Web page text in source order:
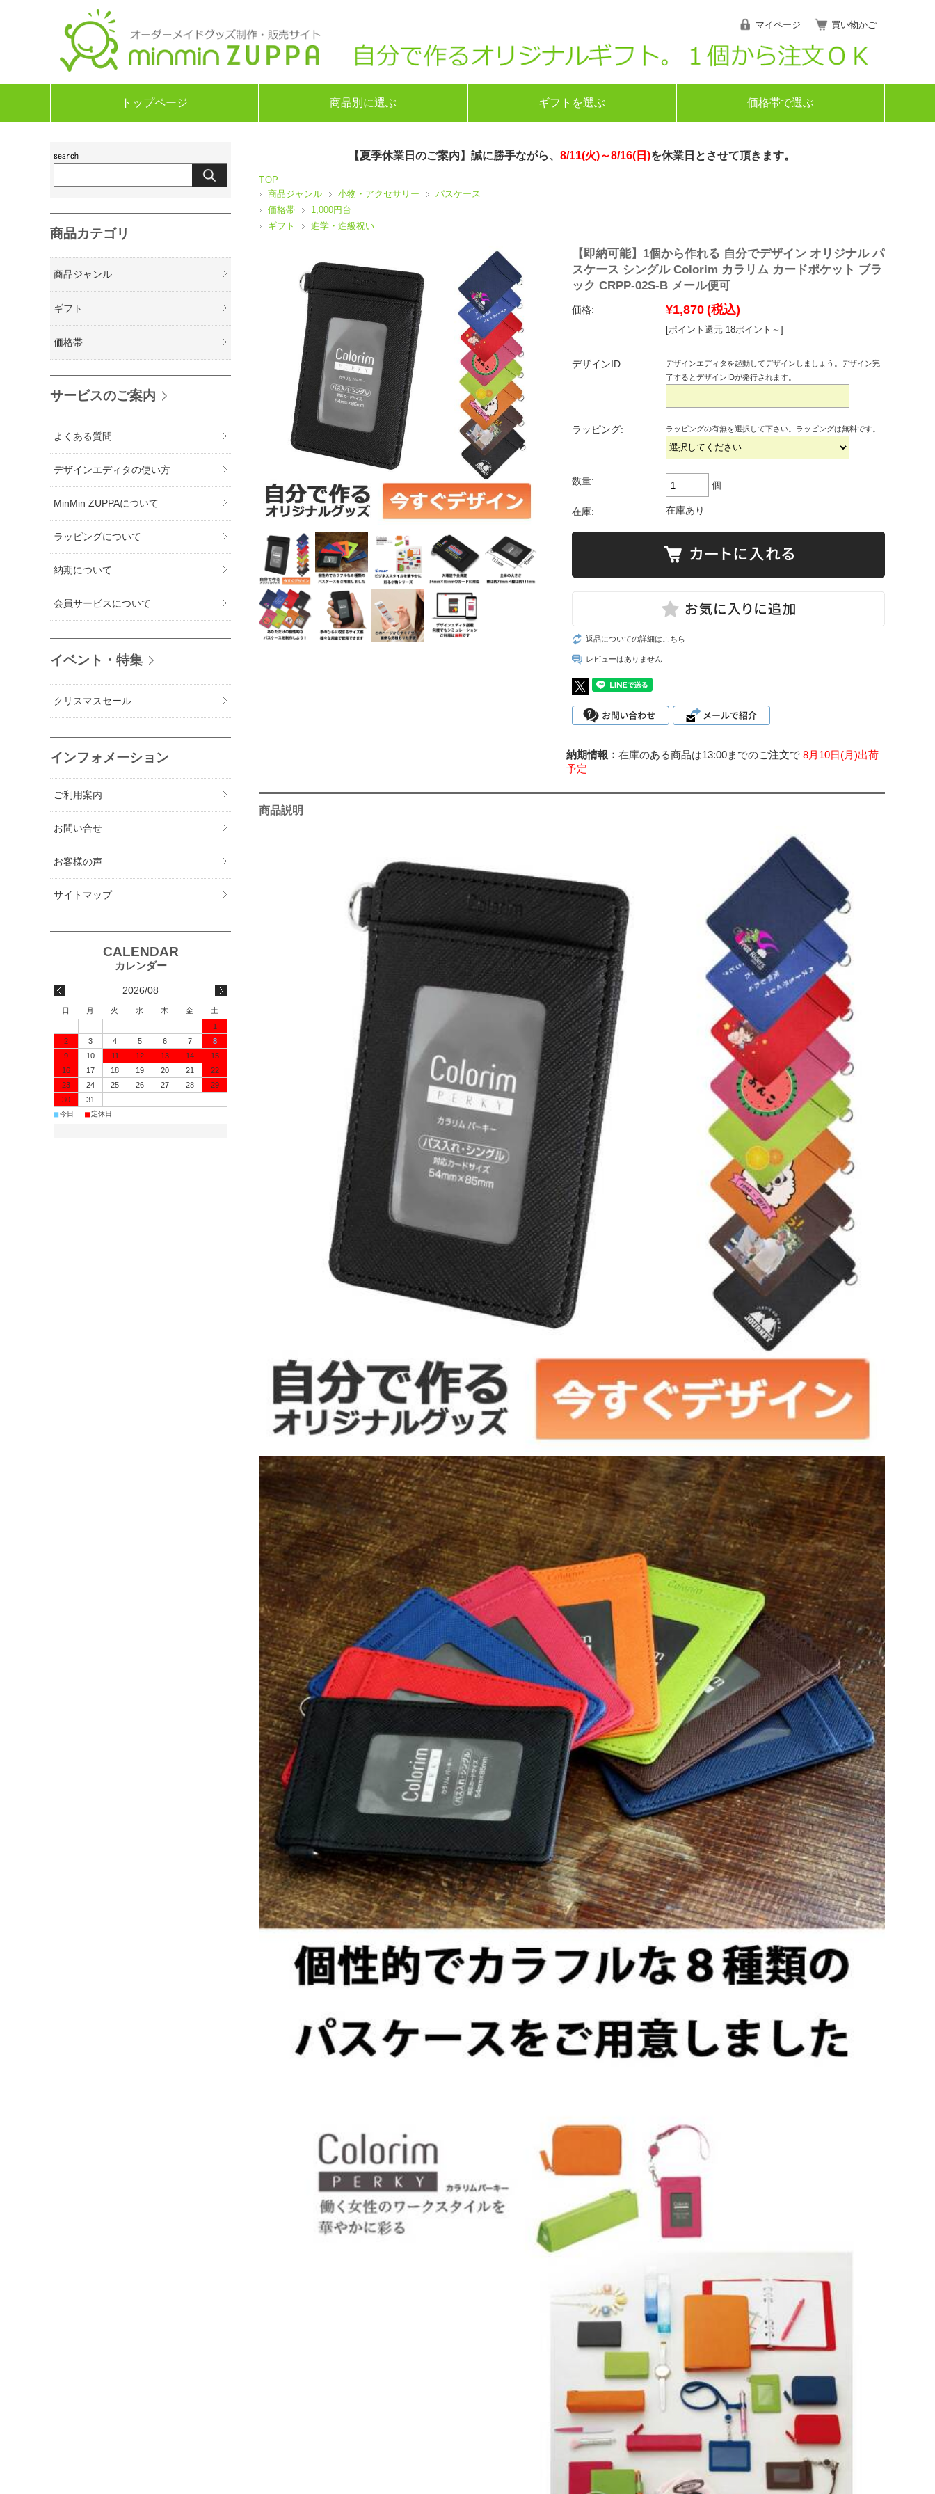
マイページ 買い物かご
トップページ 商品別に選ぶ ギフトを選ぶ 価格帯で選ぶ
【夏季休業日のご案内】誠に勝手ながら、 8/11(火)～8/16(日)を休業日とさせて頂きます。
TOP
商品ジャンル
小物・アクセサリー
パスケース
価格帯
1,000円台
ギフト
進学・進級祝い
【即納可能】1個から作れる 自分でデザイン オリジナル パ
スケース シングル Colorim カラリム カードポケット ブラ
ック CRPP-02S-B メール便可
価格: ¥1,870 (税込)
[ポイント還元 18ポイント～]
デザインID:
デザインエディタを起動してデザインしましょう。デザイン完
了するとデザインIDが発行されます。
ラッピング: ラッピングの有無を選択して下さい。ラッピングは無料です。
数量: 個
在庫: 在庫あり
返品についての詳細はこちら
レビューはありません
在庫のある商品は13:00までのご注文で 8月10日(月)出荷
予定
商品説明
商品カテゴリ
商品ジャンル
ギフト
価格帯
サービスのご案内
よくある質問
デザインエディタの使い方
MinMin ZUPPAについて
ラッピングについて
納期について
会員サービスについて
イベント・特集
クリスマスセール
インフォメーション
ご利用案内
お問い合せ
お客様の声
サイトマップ
2026/08
日 月 火 水 木 金
土
1
2
3 4 5 6 7
8
9
10 11 12 13 14
15
16
17 18 19 20 21
22
23
24 25 26 27 28
29
30
31
■今日 ■定休日